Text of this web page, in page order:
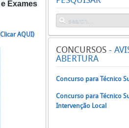
Exames
AQUI)
CONCURSOS -
ABERTURA
Concurso para Técnico
Concurso para Técnico
Intervenção Local